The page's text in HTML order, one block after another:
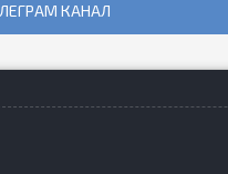
КАНАЛ